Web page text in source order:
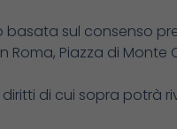
sul consenso
Piazza di Monte
di cui sopra potrà